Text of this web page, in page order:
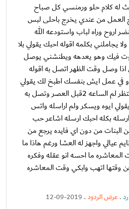
له كلام حلو ورمنسي كل صباح
العمل من عندي يخرج باحلى لبس
اروح وراه لباب واستودعه الله
يجاملني بكلمه اقوله احبك يقولي بلا
فيك وهو يعدهه ويطنشني يوصل
وصل وقت الظهر اتصل به اقوله
في عمل ايش بنفسك اطبخ لك يقولي
مشتيش يقهر قلبي انتظر لم الساعه 2قبل العصر وتصل به
ايوه ويسكر ولم اراسله واتس
ارسله بكله احبك ارسله اشاعر حب
البنات من دون اي فايده يرجع من
عيالي واجهز له العشا ورغم هاذا ما
المعاشره ما احسه انو عقله وفكره
وقتها اتهب وابكي وقت المعاشره
.عرض الردود.
12-09-2019